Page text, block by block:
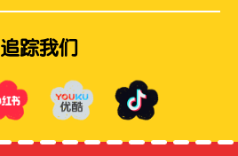
追踪我们